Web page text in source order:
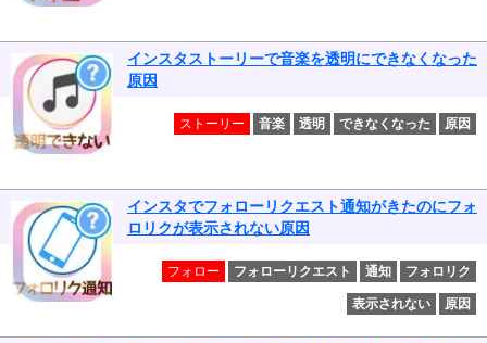
インスタストーリーで音楽を透明にできなくなった
原因
ストーリー 音楽 透明 できなくなった 原因
インスタでフォローリクエスト通知がきたのにフォ
ロリクが表示されない原因
フォロー フォローリクエスト 通知 フォロリク
表示されない 原因